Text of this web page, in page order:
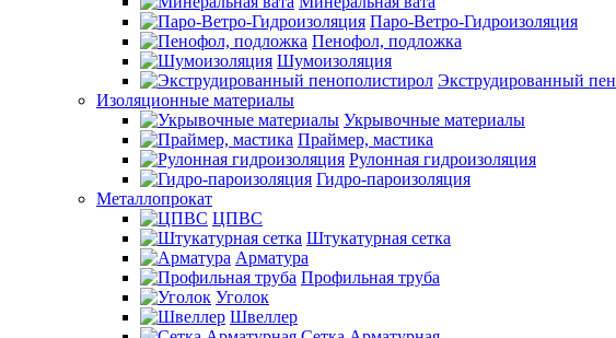
Паро-Ветро-Гидроизоляция
Пенофол, подложка
Шумоизоляция
Экструдированный
Изоляционные материалы
Укрывочные материалы
Праймер, мастика
Рулонная гидроизоляция
Гидро-пароизоляция
Металлопрокат
ЦПВС
Штукатурная сетка
Арматура
Профильная труба
Уголок
Швеллер